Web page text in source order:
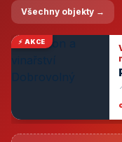
Všechny objekty →
⚡ AKCE